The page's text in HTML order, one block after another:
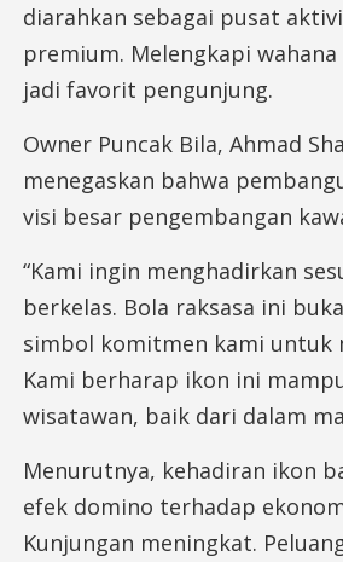
diarahkan sebagai pusat
premium. Melengkapi
jadi favorit pengunjung.
Owner Puncak Bila, Ahmad
menegaskan bahwa
visi besar pengembangan
“Kami ingin menghadirkan
berkelas. Bola raksasa ini
simbol komitmen kami untuk
Kami berharap ikon ini
wisatawan, baik dari dalam
Menurutnya, kehadiran ikon
efek domino terhadap
Kunjungan meningkat.